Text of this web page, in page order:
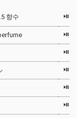
향수 ⏯
⏯
⏯
⏯
⏯
⏯